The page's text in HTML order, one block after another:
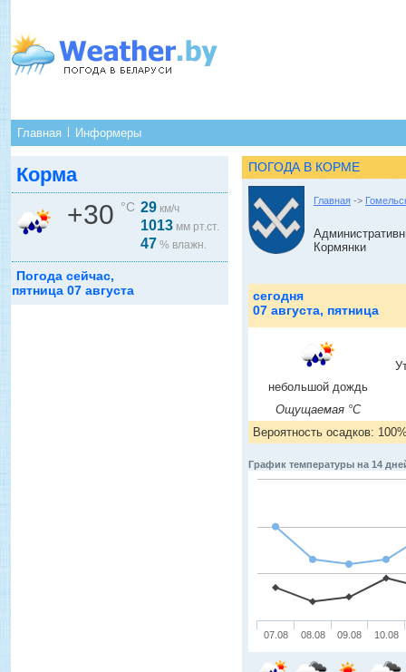
Главная Информеры
Корма
+30 °C 29 км/ч
1013 мм рт.ст.
47 % влажн.
Погода сейчас,
пятница 07 августа
ПОГОДА В КОРМЕ
Главная ->
Кормянки
сегодня
07 августа, пятница
небольшой дождь
Ощущаемая °C
Вероятность осадков:
График температуры на 14
07.08 08.08 09.08 10.08